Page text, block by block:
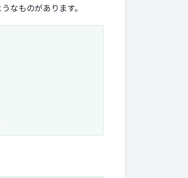
なものがあります。